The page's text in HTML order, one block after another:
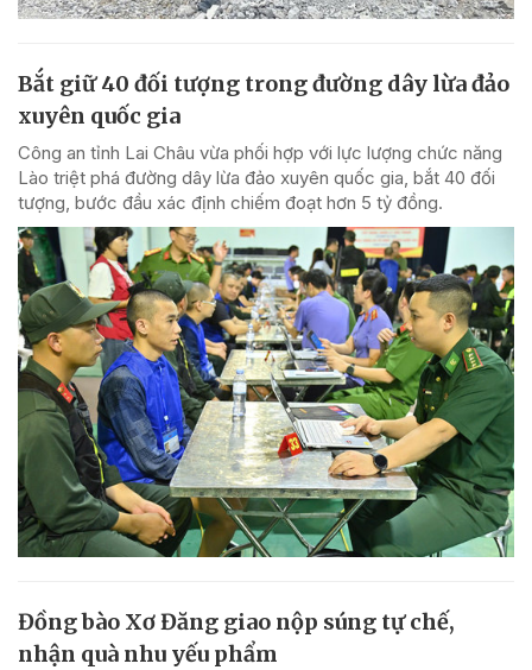
Bắt giữ 40 đối tượng trong đường dây lừa đảo
xuyên quốc gia
Công an tỉnh Lai Châu vừa phối hợp với lực lượng chức năng
Lào triệt phá đường dây lừa đảo xuyên quốc gia, bắt 40 đối
tượng, bước đầu xác định chiếm đoạt hơn 5 tỷ đồng.
Đồng bào Xơ Đăng giao nộp súng tự chế,
nhận quà nhu yếu phẩm